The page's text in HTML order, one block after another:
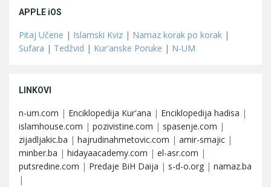
APPLE iOS
Pitaj Učene | Islamski Kviz | Namaz korak po korak |
Sufara | Tedžvid | Kur'anske Poruke | N-UM
LINKOVI
n-um.com | Enciklopedija Kur'ana | Enciklopedija hadisa |
islamhouse.com | pozivistine.com | spasenje.com |
zijadljakic.ba | hajrudinahmetovic.com | amir-smajic |
minber.ba | hidayaacademy.com | el-asr.com |
putsredine.com | Predaje BiH Daija | s-d-o.org | namaz.ba
|